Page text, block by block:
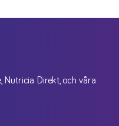
Nutricia Direkt, och våra